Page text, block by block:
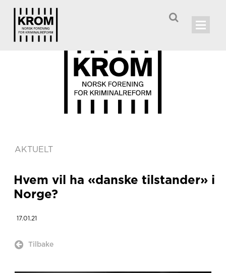

AKTUELT
Hvem vil ha «danske tilstander» i
Norge?
17.01.21
 Tilbake